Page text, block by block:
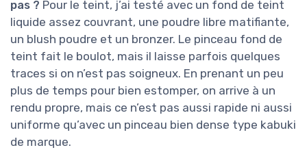
pas ? Pour le teint, j’ai testé avec un fond de teint
liquide assez couvrant, une poudre libre matifiante,
un blush poudre et un bronzer. Le pinceau fond de
teint fait le boulot, mais il laisse parfois quelques
traces si on n’est pas soigneux. En prenant un peu
plus de temps pour bien estomper, on arrive à un
rendu propre, mais ce n’est pas aussi rapide ni aussi
uniforme qu’avec un pinceau bien dense type kabuki
de marque.